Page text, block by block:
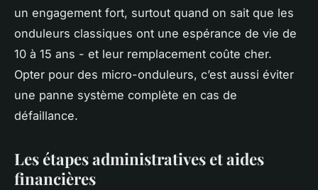
un engagement fort, surtout quand on sait que les
onduleurs classiques ont une espérance de vie de
10 à 15 ans - et leur remplacement coûte cher.
Opter pour des micro-onduleurs, c’est aussi éviter
une panne système complète en cas de
défaillance.
Les étapes administratives et aides
financières